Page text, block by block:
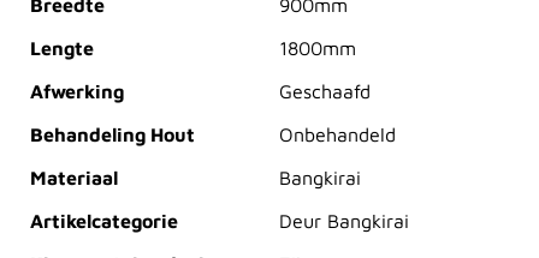
Breedte
900mm
Lengte
1800mm
Afwerking
Geschaafd
Behandeling Hout
Onbehandeld
Materiaal
Bangkirai
Artikelcategorie
Deur Bangkirai